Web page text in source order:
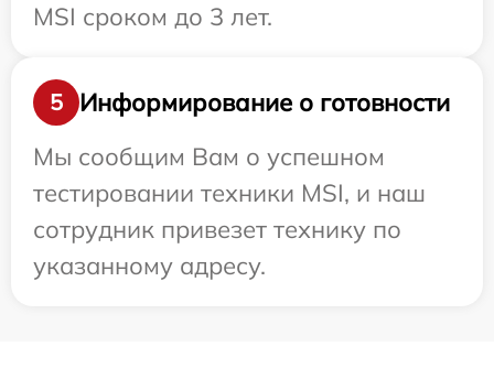
MSI сроком до 3 лет.
5
Информирование о готовности
Мы сообщим Вам о успешном
тестировании техники MSI, и наш
сотрудник привезет технику по
указанному адресу.